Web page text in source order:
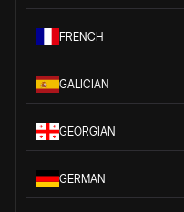
FRENCH
GALICIAN
GEORGIAN
GERMAN